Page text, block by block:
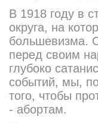
В 1918 году в
округа, на
большевизма.
перед своим
глубоко
событий, мы,
того, чтобы
- абортам.